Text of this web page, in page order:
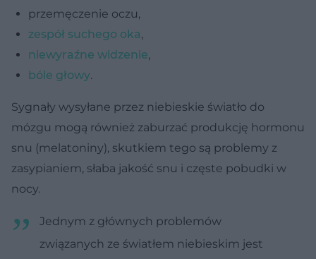
przemęczenie oczu,
zespół suchego oka,
niewyraźne widzenie,
bóle głowy.
Sygnały wysyłane przez niebieskie światło do
mózgu mogą również zaburzać produkcję hormonu
snu (melatoniny), skutkiem tego są problemy z
zasypianiem, słaba jakość snu i częste pobudki w
nocy.
Jednym z głównych problemów
związanych ze światłem niebieskim jest